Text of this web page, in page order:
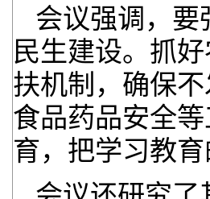
会议强调，要
民生建设。抓
扶机制，确保
食品药品安全
育，把学习教